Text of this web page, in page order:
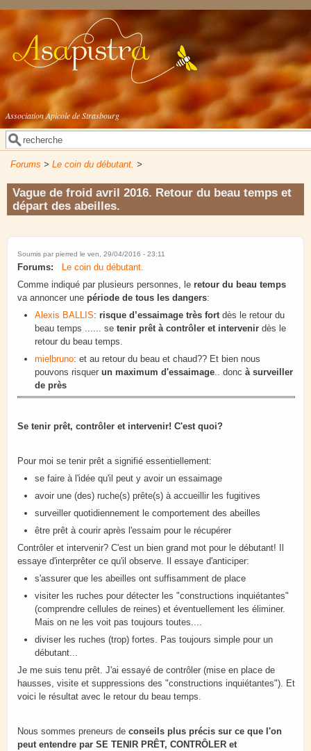
Aller au contenu principal
Association Apicole de Strasbourg
Formulaire de recherche
Rechercher
Forums > Le coin du débutant. >
Vague de froid avril 2016. Retour du beau temps et
départ des abeilles.
Soumis par pierred le ven, 29/04/2016 - 23:11
Forums:
Le coin du débutant.
Comme indiqué par plusieurs personnes, le retour du beau temps
va annoncer une période de tous les dangers:
Alexis BALLIS: risque d’essaimage très fortdès le retour du
beau temps ...... se tenir prêt à contrôler et intervenir dès le
retour du beau temps.
mielbruno: et au retour du beau et chaud?? Et bien nous
pouvons risquer un maximum d'essaimage.. donc à surveiller
de près
Se tenir prêt, contrôler et intervenir! C'est quoi?
Pour moi se tenir prêt a signifié essentiellement:
se faire à l'idée qu'il peut y avoir un essaimage
​avoir une (des) ruche(s) prête(s) à accueillir les fugitives
surveiller quotidiennement le comportement des abeilles
être prêt à courir après l'essaim pour le récupérer
Contrôler et intervenir? C'est un bien grand mot pour le débutant! Il
essaye d'interprêter ce qu'il observe. Il essaye d'anticiper:
s'assurer que les abeilles ont suffisamment de place
visiter les ruches pour détecter les "constructions inquiétantes"
(comprendre cellules de reines) et éventuellement les éliminer.
Mais on ne les voit pas toujours toutes....
diviser les ruches (trop) fortes. Pas toujours simple pour un
débutant...
Je me suis tenu prêt. J'ai essayé de contrôler (mise en place de
hausses, visite et suppressions des "constructions inquiétantes"). Et
voici le résultat avec le retour du beau temps.
Nous sommes preneurs de conseils plus précis sur ce que l'on
peut entendre par SE TENIR PRÊT, CONTRÔLER et